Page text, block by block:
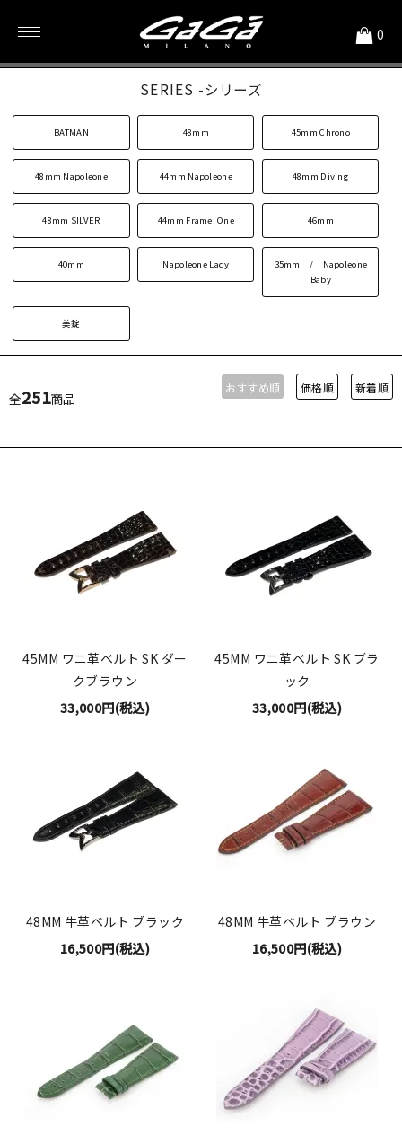
0
ストラップ
SERIES -シリーズ
BATMAN 48mm 45mm Chrono
48mm Napoleone 44mm Napoleone 48mm Diving
48mm SILVER 44mm Frame_One 46mm
40mm Napoleone Lady
35mm / Napoleone
Baby
美錠
全251商品
おすすめ順 価格順 新着順
45MM ワニ革ベルト SK ダー
クブラウン
33,000円(税込)
45MM ワニ革ベルト SK ブラ
ック
33,000円(税込)
48MM 牛革ベルト ブラック
16,500円(税込)
48MM 牛革ベルト ブラウン
16,500円(税込)